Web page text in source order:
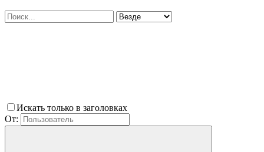
Искать только в заголовках
От: